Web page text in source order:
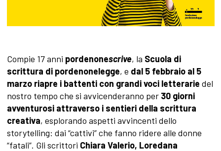
Compie 17 anni pordenonescrive, la Scuola di
scrittura di pordenonelegge, e dal 5 febbraio al 5
marzo riapre i battenti con grandi voci letterarie del
nostro tempo che si avvicenderanno per 30 giorni
avventurosi attraverso i sentieri della scrittura
creativa, esplorando aspetti avvincenti dello
storytelling: dai “cattivi” che fanno ridere alle donne
“fatali”. Gli scrittori Chiara Valerio, Loredana